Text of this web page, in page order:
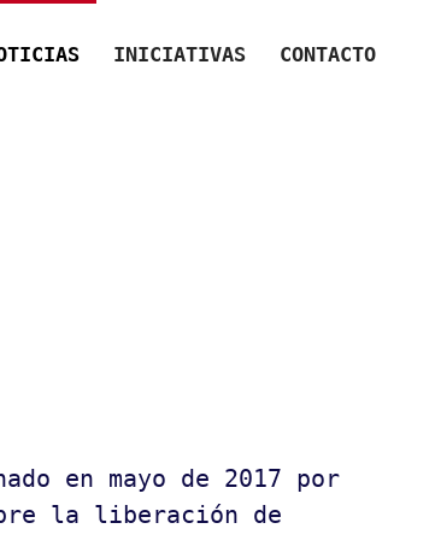
INICIATIVAS CONTACTO
en mayo de 2017 por
la liberación de